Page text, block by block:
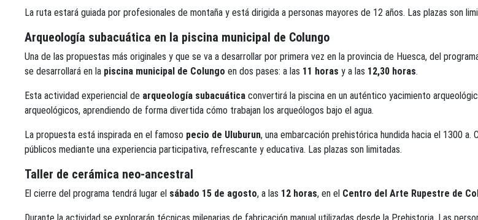
La ruta estará guiada por profesionales de montaña y está dirigida a personas mayores de 12 años. Las plazas son
Arqueología subacuática en la piscina municipal de Colungo
Una de las propuestas más originales y que se va a desarrollar por primera vez en la provincia de Huesca, del
se desarrollará en la piscina municipal de Colungo en dos pases: a las 11 horas y a las 12,30 horas.
Esta actividad experiencial de arqueología subacuática convertirá la piscina en un auténtico yacimiento
arqueológicos, aprendiendo de forma divertida cómo trabajan los arqueólogos bajo el agua.
La propuesta está inspirada en el famoso pecio de Uluburun, una embarcación prehistórica hundida hacia el 1300
públicos mediante una experiencia participativa, refrescante y educativa. Las plazas son limitadas.
Taller de cerámica neo-ancestral
El cierre del programa tendrá lugar el sábado 15 de agosto, a las 12 horas, en el Centro del Arte Rupestre de